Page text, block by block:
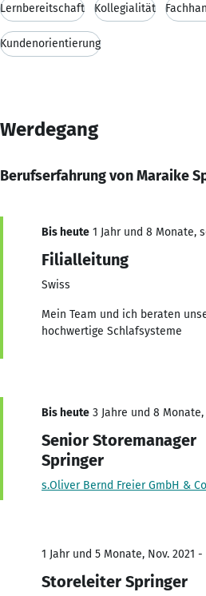
Lernbereitschaft Kollegialität
Kundenorientierung
Werdegang
Berufserfahrung von Maraike
Bis heute 1 Jahr und 8 Monate,
Filialleitung
Swiss
Mein Team und ich beraten
hochwertige Schlafsysteme
Bis heute 3 Jahre und 8
Senior Storemanager
Springer
s.Oliver Bernd Freier GmbH &
1 Jahr und 5 Monate, Nov. 2021 -
Storeleiter Springer